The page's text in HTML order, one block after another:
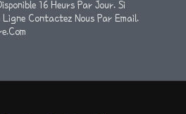
16 Heurs Par Jour. Si
Ligne Contactez Nous Par Email.